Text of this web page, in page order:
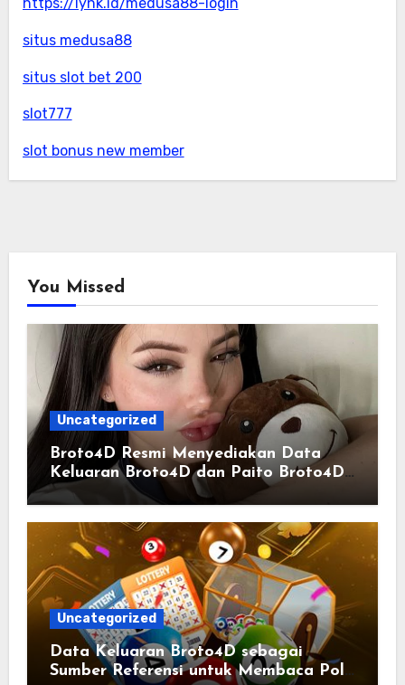
situs medusa88
situs slot bet 200
slot777
slot bonus new member
You Missed
Uncategorized
Broto4D Resmi Menyediakan Data
Keluaran Broto4D dan Paito Broto4D
yang Selalu Diperbarui
Uncategorized
Data Keluaran Broto4D sebagai
Sumber Referensi untuk Membaca Pola